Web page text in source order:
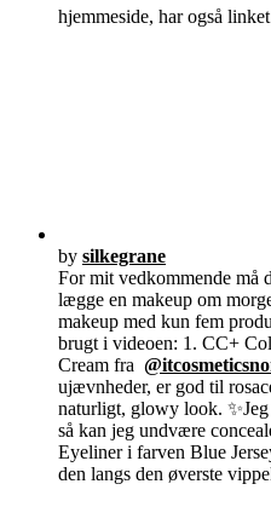
hjemmeside, har også
by silkegrane
For mit vedkommende må
lægge en makeup om
makeup med kun fem
brugt i videoen: 1. CC+
Cream fra
ujævnheder, er god til
naturligt, glowy look.
så kan jeg undvære
Eyeliner i farven Blue
den langs den øverste